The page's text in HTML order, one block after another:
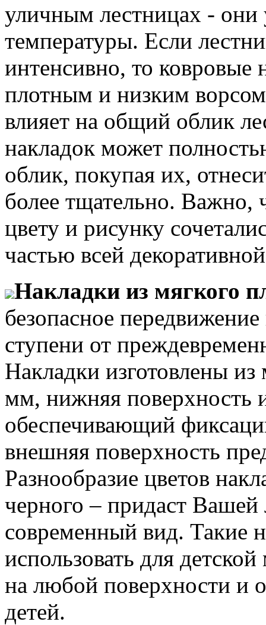
уличным лестницах -
температуры. Если
интенсивно, то
плотным и низким
влияет на общий облик
накладок может
облик, покупая их,
более тщательно. Важно,
цвету и рисунку
частью всей
Накладки из мягкого
безопасное
ступени от
Накладки изготовлены
мм, нижняя поверхность
обеспечивающий
внешняя поверхность
Разнообразие цветов
черного – придаст
современный вид. Такие
использовать для
на любой поверхности и
детей.